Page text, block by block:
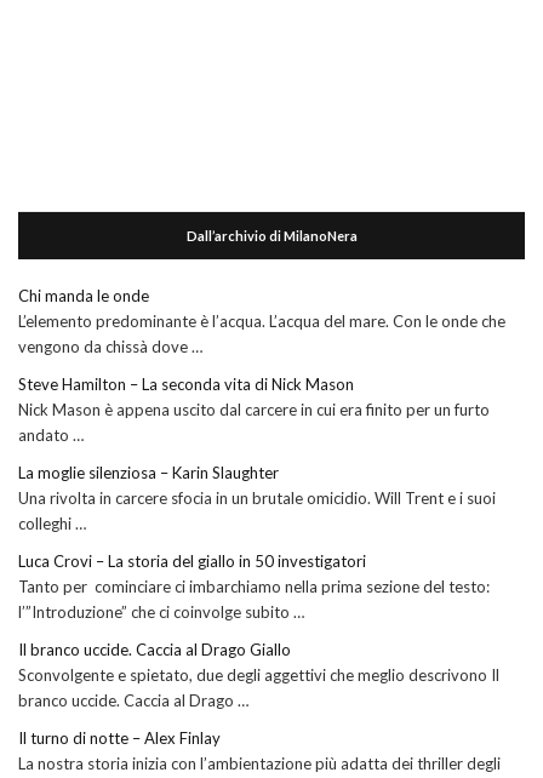
Dall’archivio di MilanoNera
Chi manda le onde
L’elemento predominante è l’acqua. L’acqua del mare. Con le onde che
vengono da chissà dove …
Steve Hamilton – La seconda vita di Nick Mason
Nick Mason è appena uscito dal carcere in cui era finito per un furto
andato …
La moglie silenziosa – Karin Slaughter
Una rivolta in carcere sfocia in un brutale omicidio. Will Trent e i suoi
colleghi …
Luca Crovi – La storia del giallo in 50 investigatori
Tanto per cominciare ci imbarchiamo nella prima sezione del testo:
l’”Introduzione” che ci coinvolge subito …
Il branco uccide. Caccia al Drago Giallo
Sconvolgente e spietato, due degli aggettivi che meglio descrivono Il
branco uccide. Caccia al Drago …
Il turno di notte – Alex Finlay
La nostra storia inizia con l’ambientazione più adatta dei thriller degli